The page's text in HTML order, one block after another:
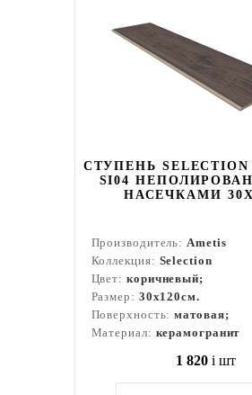
СТУПЕНЬ SELECTION
SI04
НАСЕЧКАМИ
Производитель:Ametis
Коллекция: Selection
Цвет: коричневый;
Размер: 30x120см.
Поверхность:матовая;
Материал: керамогранит
1 820 i шт